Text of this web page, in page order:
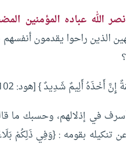
نصر الله عباده المؤمنين
الذين راحوا يقدمون
أَخْذَهُ أَلِيمٌ شَدِيدٌ } [هود: 102]
في إذلالهم، وحسبك ما